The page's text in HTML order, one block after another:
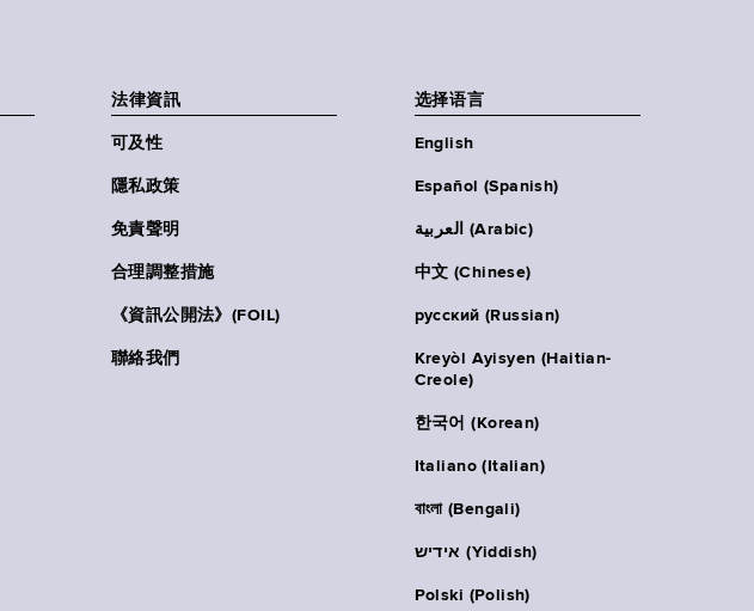
法律資訊
可及性
隱私政策
免責聲明
合理調整措施
《資訊公開法》(FOIL)
聯絡我們
选择语言
English
Español (Spanish)
العربية (Arabic)
中文 (Chinese)
русский (Russian)
Kreyòl Ayisyen (Haitian-
Creole)
한국어 (Korean)
Italiano (Italian)
বাংলা (Bengali)
אידיש (Yiddish)
Polski (Polish)